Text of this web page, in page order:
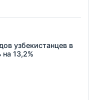
узбекистанцев в
13,2%